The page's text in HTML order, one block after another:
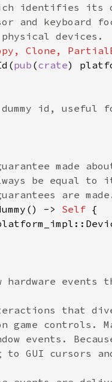
pub (crate
-> Self